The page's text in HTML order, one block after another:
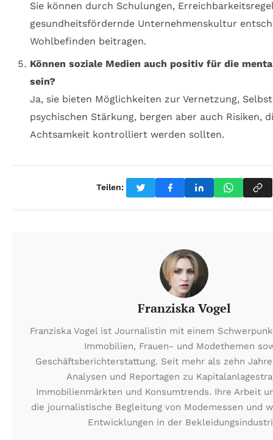
Sie können durch Schulungen,
gesundheitsfördernde Unternehmenskultur
Wohlbefinden beitragen.
Können soziale Medien auch positiv für die
sein?
Ja, sie bieten Möglichkeiten zur Vernetzung,
psychischen Stärkung, bergen aber auch Risiken,
Achtsamkeit kontrolliert werden sollten.
Teilen:
Franziska Vogel
Franziska Vogel ist Journalistin mit einem
Immobilien, Frauen- und Modethemen
Geschäftsberichterstattung. Seit mehr als zehn
Analysen und Reportagen zu
Immobilienmärkten und Konsumtrends. Ihre Arbeit
die journalistische Begleitung von Modemessen und
Entwicklungen in der